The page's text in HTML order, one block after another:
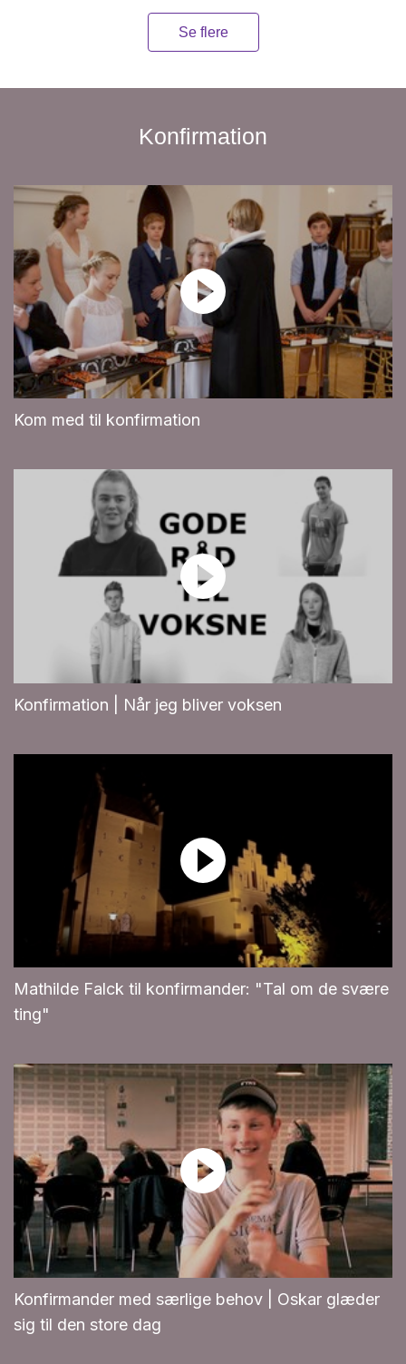
Se flere
Konfirmation
Kom med til konfirmation
Konfirmation | Når jeg bliver voksen
Mathilde Falck til konfirmander: "Tal om de svære
ting"
Konfirmander med særlige behov | Oskar glæder
sig til den store dag